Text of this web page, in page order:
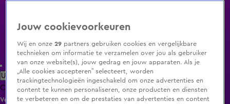
Uitzending Gemist Populaire programma's Zenders Genres
ClipsFilmsRadioSmart TV inlogShop
Volg KIJK
Jouw cookievoorkeuren
Wij en onze29 partners gebruiken cookies en vergelijkbare
technieken om informatie te verzamelen over jou als gebruiker
van onze website(s), jouw gedrag en jouw apparaten. Als je
„Alle cookies accepteren” selecteert, worden
trackingtechnologieën ingeschakeld om onze advertenties en
content te kunnen personaliseren, onze producten en diensten
te verbeteren en om de prestaties van advertenties en content